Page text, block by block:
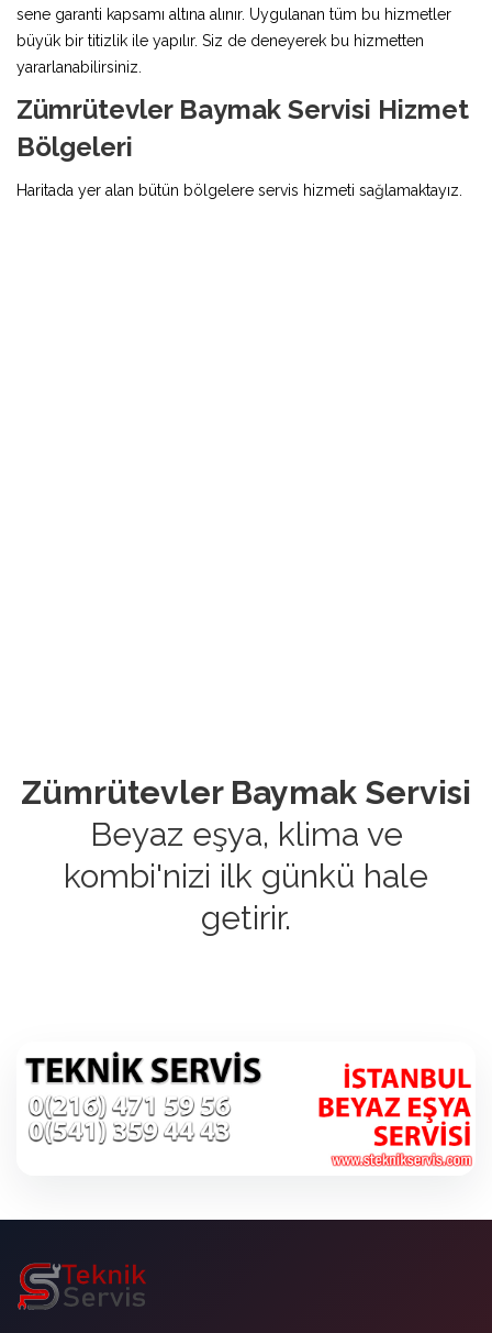
sene garanti kapsamı altına alınır. Uygulanan tüm bu hizmetler
büyük bir titizlik ile yapılır. Siz de deneyerek bu hizmetten
yararlanabilirsiniz.
Zümrütevler Baymak Servisi Hizmet
Bölgeleri
Haritada yer alan bütün bölgelere servis hizmeti sağlamaktayız.
Zümrütevler Baymak Servisi
Beyaz eşya, klima ve
kombi'nizi ilk günkü hale
getirir.